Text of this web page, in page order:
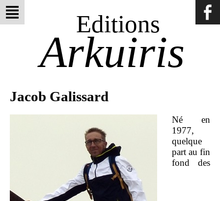
Editions
Arkuiris
Jacob Galissard
Né en
1977,
quelque
part au fin
fond des